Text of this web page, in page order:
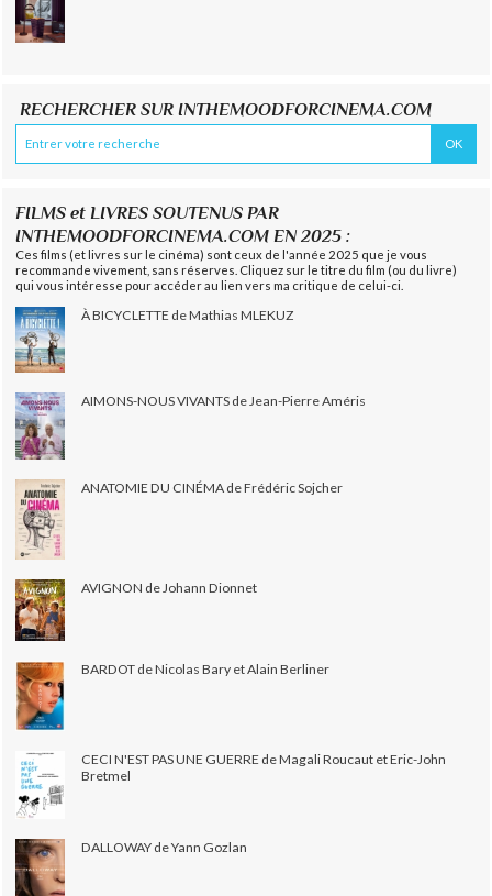
RECHERCHER SUR INTHEMOODFORCINEMA.COM
FILMS et LIVRES SOUTENUS PAR
INTHEMOODFORCINEMA.COM EN 2025 :
Ces films (et livres sur le cinéma) sont ceux de l'année 2025 que je vous
recommande vivement, sans réserves. Cliquez sur le titre du film (ou du livre)
qui vous intéresse pour accéder au lien vers ma critique de celui-ci.
À BICYCLETTE de Mathias MLEKUZ
AIMONS-NOUS VIVANTS de Jean-Pierre Améris
ANATOMIE DU CINÉMA de Frédéric Sojcher
AVIGNON de Johann Dionnet
BARDOT de Nicolas Bary et Alain Berliner
CECI N'EST PAS UNE GUERRE de Magali Roucaut et Eric-John
Bretmel
DALLOWAY de Yann Gozlan